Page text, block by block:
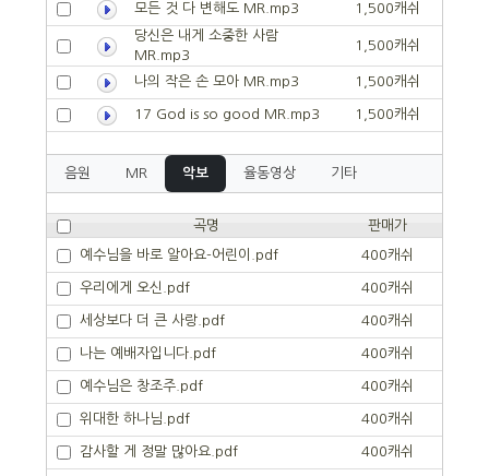
모든 것 다 변해도 MR.mp3
1,500캐쉬
당신은 내게 소중한 사람
MR.mp3
1,500캐쉬
나의 작은 손 모아 MR.mp3 1,500캐쉬
17 God is so good MR.mp3 1,500캐쉬
음원 MR 악보 율동영상 기타
곡명 판매가
예수님을 바로 알아요-어린이.pdf 400캐쉬
우리에게 오신.pdf 400캐쉬
세상보다 더 큰 사랑.pdf 400캐쉬
나는 예배자입니다.pdf 400캐쉬
예수님은 창조주.pdf 400캐쉬
위대한 하나님.pdf 400캐쉬
감사할 게 정말 많아요.pdf 400캐쉬